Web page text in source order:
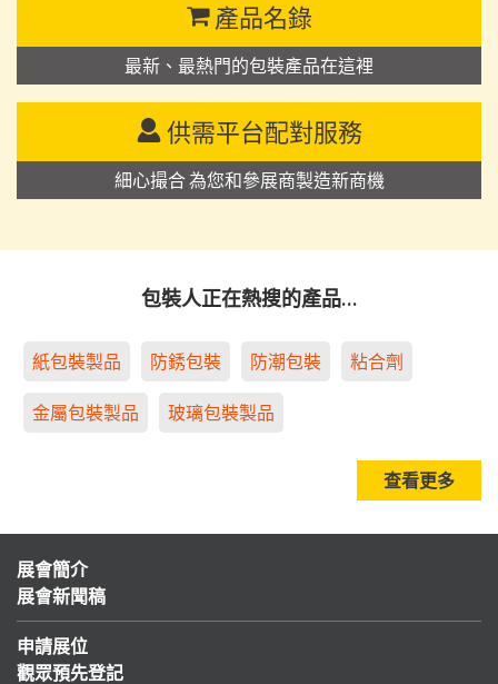
產品名錄
最新、最熱門的包裝產品在這裡
供需平台配對服務
細心撮合 為您和參展商製造新商機
包裝人正在熱搜的產品…
紙包裝製品 防銹包裝 防潮包裝 粘合劑
金屬包裝製品 玻璃包裝製品
查看更多
展會簡介
展會新聞稿
申請展位
觀眾預先登記